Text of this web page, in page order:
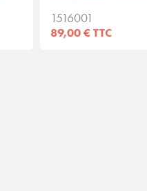
1516001
89,00 € TTC